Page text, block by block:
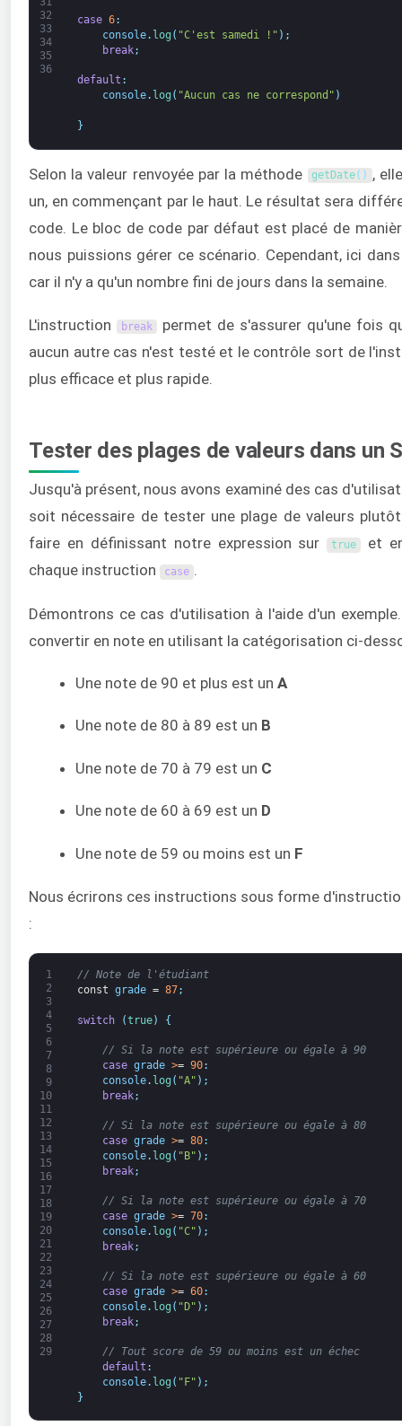
32
33
34
35
36
case 6:
console. log ( "C'est samedi !" ) ;
break;
default :
console. log ( "Aucun cas ne correspond" )
}
Selon la valeur renvoyée par la méthode getDate( ) ,
un, en commençant par le haut. Le résultat sera
code. Le bloc de code par défaut est placé de
nous puissions gérer ce scénario. Cependant, ici
car il n'y a qu'un nombre fini de jours dans la semaine.
L'instruction break permet de s'assurer qu'une fois
aucun autre cas n'est testé et le contrôle sort de
plus efficace et plus rapide.
Tester des plages de valeurs dans un
Jusqu'à présent, nous avons examiné des cas
soit nécessaire de tester une plage de valeurs
faire en définissant notre expression sur true et
chaque instruction
case .
Démontrons ce cas d'utilisation à l'aide d'un
convertir en note en utilisant la catégorisation ci-
Une note de 90 et plus est un A
Une note de 80 à 89 est un B
Une note de 70 à 79 est un C
Une note de 60 à 69 est un D
Une note de 59 ou moins est un F
Nous écrirons ces instructions sous forme
:
1
2
3
4
5
6
7
8
9
10
11
12
13
14
15
16
17
18
19
20
21
22
23
24
25
26
27
28
29
// Note de l'étudiant
const grade = 87;
switch (true) {
// Si la note est supérieure ou égale à 90
case grade >= 90:
console. log ( "A" ) ;
break;
// Si la note est supérieure ou égale à 80
case grade >= 80:
console. log ( "B" ) ;
break;
// Si la note est supérieure ou égale à 70
case grade >= 70:
console. log ( "C" ) ;
break;
// Si la note est supérieure ou égale à 60
case grade >= 60:
console. log ( "D" ) ;
break;
// Tout score de 59 ou moins est un échec
default :
console. log ( "F" ) ;
}